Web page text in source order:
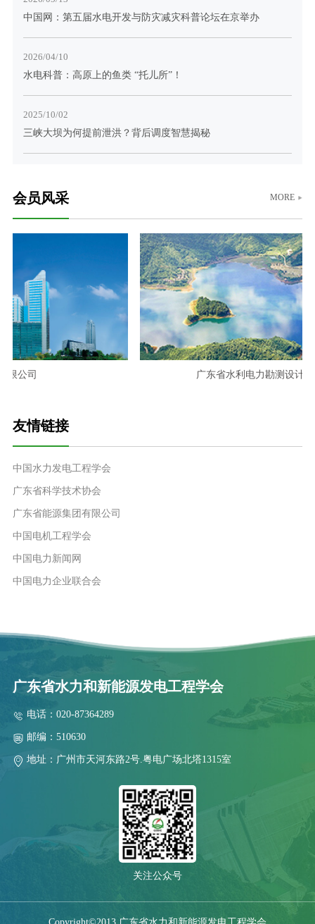
关于召开抽水蓄能高压水道建设技术交流会预通知
2025年水电站运行管理及检修技术研讨会第二轮通知
中国网：第五届水电开发与防灾减灾科普论坛在京举办
2026/04/10
水电科普：高原上的鱼类 “托儿所”！
2025/10/02
三峡大坝为何提前泄洪？背后调度智慧揭秘
会员风采 MORE
公司 广东省水利电力勘测设计研
友情链接
中国水力发电工程学会
广东省科学技术协会
广东省能源集团有限公司
中国电机工程学会
中国电力新闻网
中国电力企业联合会
广东省水力和新能源发电工程学会
电话：020-87364289
邮编：510630
地址：广州市天河东路2号.粤电广场北塔1315室
关注公众号